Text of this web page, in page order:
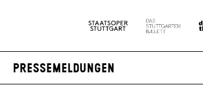
Pressemeldungen